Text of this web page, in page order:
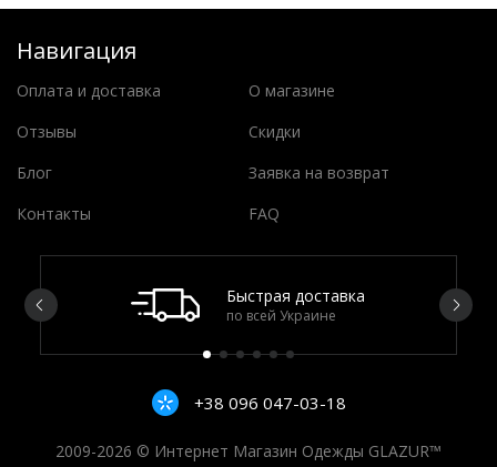
Навигация
Оплата и доставка
О магазине
Отзывы
Скидки
Блог
Заявка на возврат
Контакты
FAQ
Быстрая доставка
по всей Украине
+38 096 047-03-18
2009-2026 © Интернет Магазин Одежды GLAZUR™